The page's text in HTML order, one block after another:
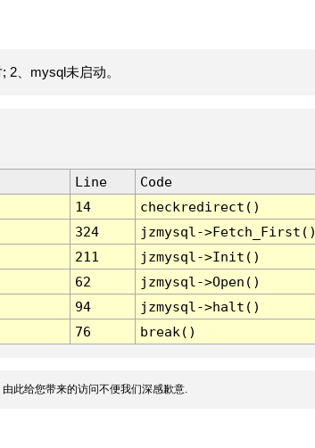
2、mysql未启动。
Line
Code
14
checkredirect()
324
jzmysql-
211
jzmysql->Init()
62
jzmysql->Open()
94
jzmysql->halt()
76 break()
此给您带来的访问不便我们深感歉意.